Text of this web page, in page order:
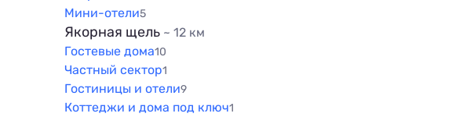
Мини-отели5
Якорная щель ~ 12 км
Гостевые дома10
Частный сектор1
Гостиницы и отели9
Коттеджи и дома под ключ1